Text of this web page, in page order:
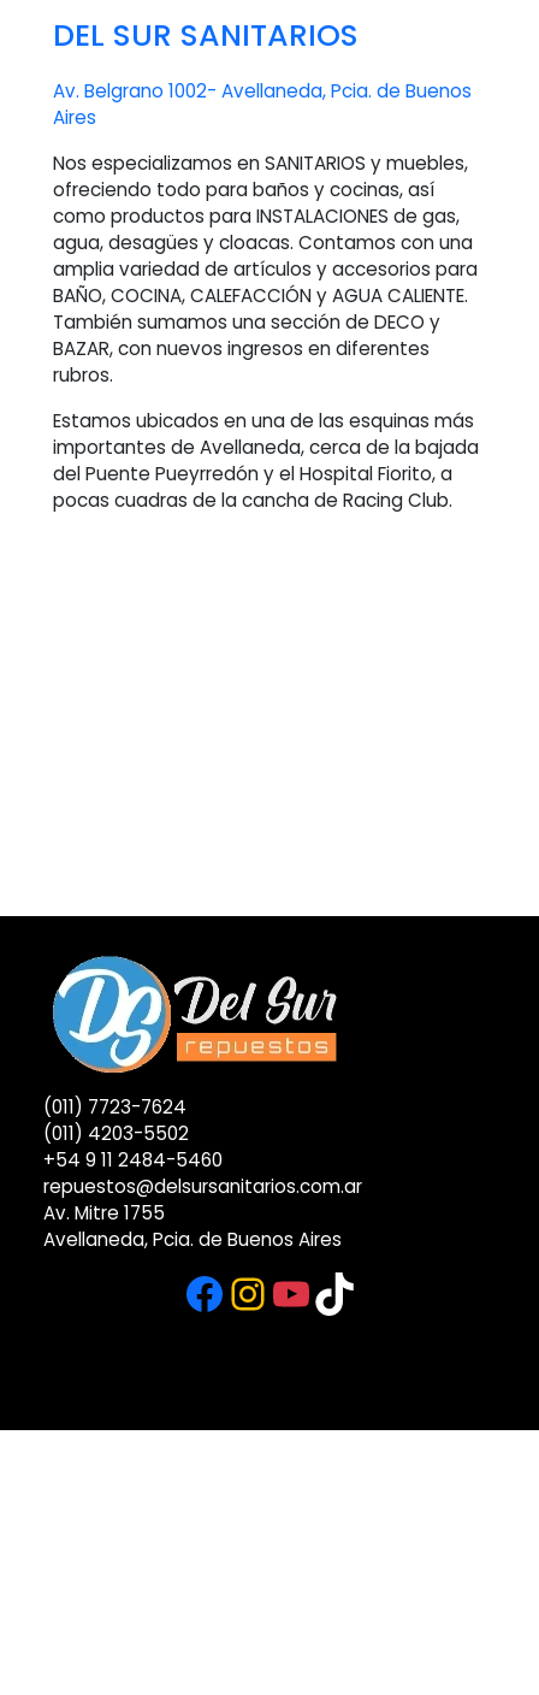
DEL SUR SANITARIOS
Av. Belgrano 1002- Avellaneda, Pcia. de Buenos
Aires
Nos especializamos en SANITARIOS y muebles,
ofreciendo todo para baños y cocinas, así
como productos para INSTALACIONES de gas,
agua, desagües y cloacas. Contamos con una
amplia variedad de artículos y accesorios para
BAÑO, COCINA, CALEFACCIÓN y AGUA CALIENTE.
También sumamos una sección de DECO y
BAZAR, con nuevos ingresos en diferentes
rubros.
Estamos ubicados en una de las esquinas más
importantes de Avellaneda, cerca de la bajada
del Puente Pueyrredón y el Hospital Fiorito, a
pocas cuadras de la cancha de Racing Club.
(011) 7723-7624
(011) 4203-5502
+54 9 11 2484-5460
repuestos@delsursanitarios.com.ar
Av. Mitre 1755
Avellaneda, Pcia. de Buenos Aires
Facebook
Instagram
YouTube
TikTok